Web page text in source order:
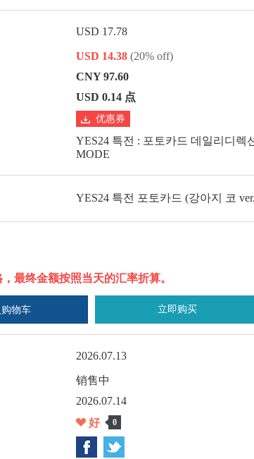
USD 17.78
USD 14.38 (20% off)
CNY 97.60
USD 0.14 点
优惠券
YES24 특전 : 포토카드 데일리디
MODE
YES24 특전 포토카드 (강아지 코
最终金额按照当天的汇率折算。
物车 立即购买
2026.07.13
销售中
2026.07.14
好 0